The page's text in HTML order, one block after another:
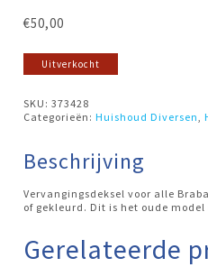
€50,00
Uitverkocht
SKU:373428
Categorieën:Huishoud Diversen ,
Beschrijving
Vervangingsdeksel voor alle
of gekleurd. Dit is het oude
Gerelateerde